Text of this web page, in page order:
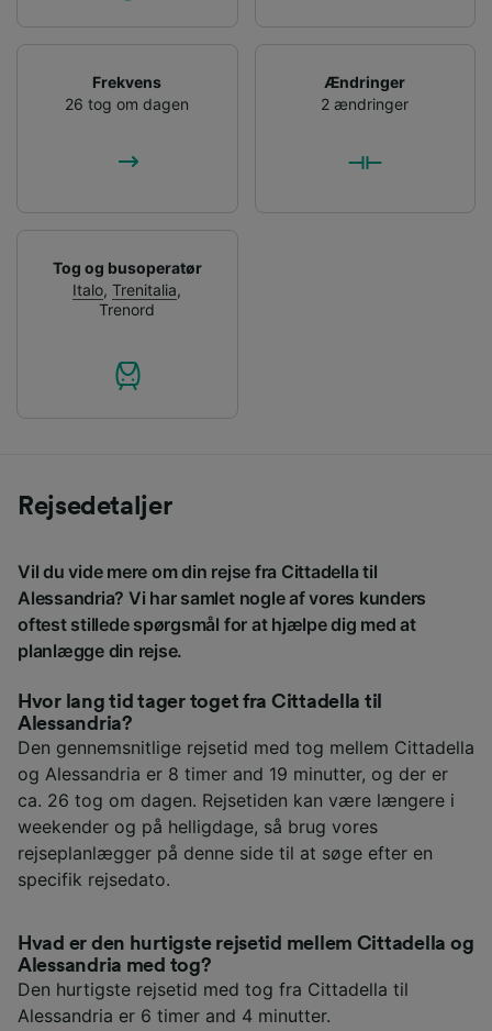
Frekvens
26 tog om dagen
Ændringer
2 ændringer
Tog og busoperatør
Italo,Trenitalia,
Trenord
Rejsedetaljer
Vil du vide mere om din rejse fra Cittadella til
Alessandria? Vi har samlet nogle af vores kunders
oftest stillede spørgsmål for at hjælpe dig med at
planlægge din rejse.
Hvor lang tid tager toget fra Cittadella til
Alessandria?
Den gennemsnitlige rejsetid med tog mellem Cittadella
og Alessandria er 8 timer and 19 minutter, og der er
ca. 26 tog om dagen. Rejsetiden kan være længere i
weekender og på helligdage, så brug vores
rejseplanlægger på denne side til at søge efter en
specifik rejsedato.
Hvad er den hurtigste rejsetid mellem Cittadella og
Alessandria med tog?
Den hurtigste rejsetid med tog fra Cittadella til
Alessandria er 6 timer and 4 minutter.